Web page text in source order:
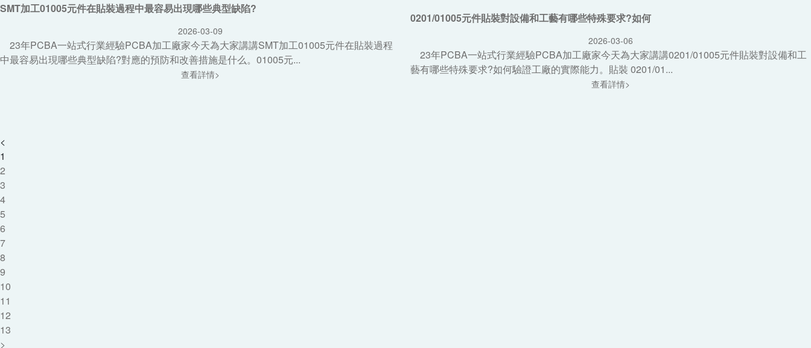
SMT加工01005元件在貼裝過程中最容易出現哪些典型缺陷?
2026-03-09
23年PCBA一站式行業經驗PCBA加工廠家今天為大家講講SMT加工01005元件在貼裝過程
中最容易出現哪些典型缺陷?對應的預防和改善措施是什么。01005元...
查看詳情>
0201/01005元件貼裝對設備和工藝有哪些特殊要求?如何
2026-03-06
23年PCBA一站式行業經驗PCBA加工廠家今天為大家講講0201/01005元件貼裝對設備和工
藝有哪些特殊要求?如何驗證工廠的實際能力。貼裝 0201/01...
查看詳情>
<
1
2
3
4
5
6
7
8
9
10
11
12
13
>